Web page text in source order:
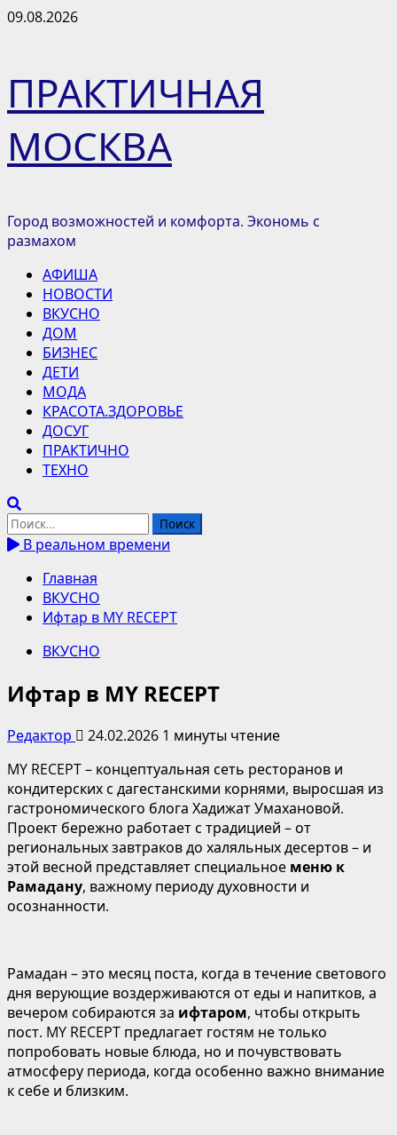
Перейти
09.08.2026
ПРАКТИЧНАЯ
МОСКВА
Город возможностей и комфорта. Экономь с
размахом
Основное
меню
АФИША
НОВОСТИ
ВКУСНО
ДОМ
БИЗНЕС
ДЕТИ
МОДА
КРАСОТА.ЗДОРОВЬЕ
ДОСУГ
ПРАКТИЧНО
ТЕХНО
Найти:
В реальном времени
Главная
ВКУСНО
Ифтар в MY RECEPT
ВКУСНО
Ифтар в MY RECEPT
Редактор 24.02.2026 1 минуты чтение
MY RECEPT – концептуальная сеть ресторанов и
кондитерских с дагестанскими корнями, выросшая из
гастрономического блога Хадижат Умахановой.
Проект бережно работает с традицией – от
региональных завтраков до халяльных десертов – и
этой весной представляет специальное меню к
Рамадану, важному периоду духовности и
осознанности.
Рамадан – это месяц поста, когда в течение светового
дня верующие воздерживаются от еды и напитков, а
вечером собираются за ифтаром, чтобы открыть
пост. MY RECEPT предлагает гостям не только
попробовать новые блюда, но и почувствовать
атмосферу периода, когда особенно важно внимание
к себе и близким.